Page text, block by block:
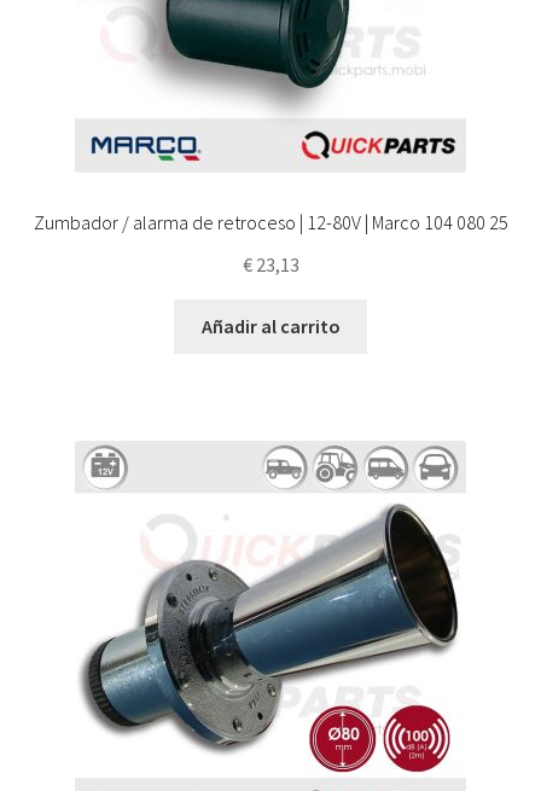
Zumbador / alarma de retroceso | 12-80V | Marco 104 080 25
€23,13
Añadir al carrito